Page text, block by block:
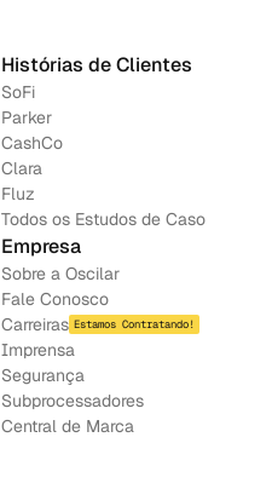
Histórias de Clientes
SoFi
Parker
CashCo
Clara
Fluz
Todos os Estudos de Caso
Empresa
Sobre a Oscilar
Fale Conosco
Carreiras Estamos Contratando!
Imprensa
Segurança
Subprocessadores
Central de Marca